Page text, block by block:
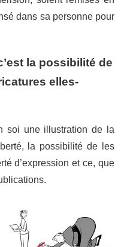
dans sa personne pour
la possibilité de
elles-
soi une illustration de la
la possibilité de les
d’expression et ce, que